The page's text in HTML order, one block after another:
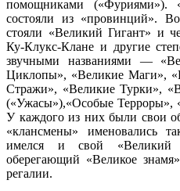
помощниками («Фуриями»).
состояли из «провинций».
стояли «Великий Гигант» и
Ку-Клукс-Клане и другие
звучными названиями —
Циклопы», «Великие Маги»,
Стражи», «Великие Турки»,
(«Ужасы»),«Особые Терроры»,
У каждого из них были свои
«клансмены» именовались
имелся и свой «Великий
оберегающий «Великое
регалии.